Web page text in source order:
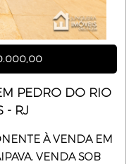
PEDRO DO RIO
- RJ
À VENDA EM
VENDA SOB